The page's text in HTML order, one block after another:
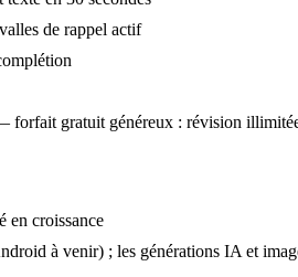
de rappel actif
gratuit généreux : révision
en croissance
à venir) ; les générations IA et